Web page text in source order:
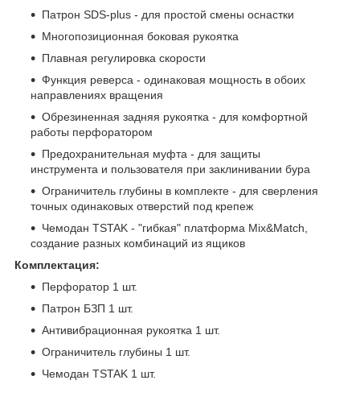
Патрон SDS-plus - для простой смены оснастки
Многопозиционная боковая рукоятка
Плавная регулировка скорости
Функция реверса - одинаковая мощность в обоих
направлениях вращения
Обрезиненная задняя рукоятка - для комфортной
работы перфоратором
Предохранительная муфта - для защиты
инструмента и пользователя при заклинивании бура
Ограничитель глубины в комплекте - для сверления
точных одинаковых отверстий под крепеж
Чемодан TSTAK - "гибкая" платформа Mix&Match,
создание разных комбинаций из ящиков
Комплектация:
Перфоратор 1 шт.
Патрон БЗП 1 шт.
Антивибрационная рукоятка 1 шт.
Ограничитель глубины 1 шт.
Чемодан TSTAK 1 шт.